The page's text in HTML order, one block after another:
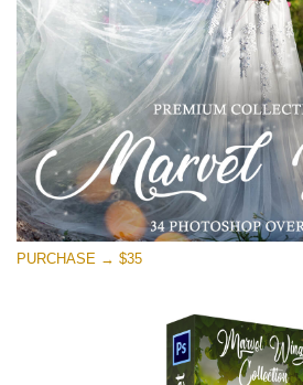
Free
PURCHASE → $35